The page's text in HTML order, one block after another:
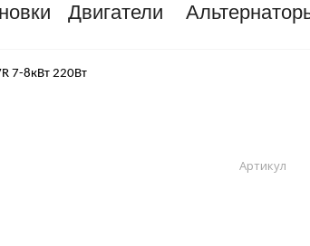
Двигатели
7-8кВт 220Вт
Артикул